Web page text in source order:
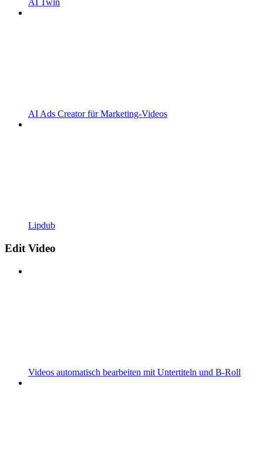
AI Twin
AI Ads Creator für Marketing-Videos
Lipdub
Edit Video
Videos automatisch bearbeiten mit Untertiteln und B-Roll